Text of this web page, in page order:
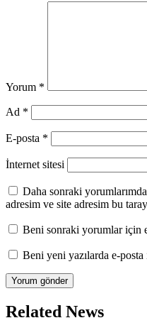
Yorum *
Ad *
E-posta *
İnternet sitesi
Daha sonraki
adresim ve site adresim bu
Beni sonraki yorumlar için
Beni yeni yazılarda e-
Related News